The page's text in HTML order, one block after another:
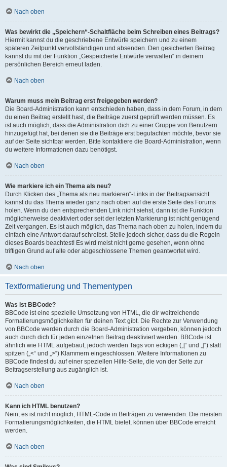
Nach oben
Was bewirkt die „Speichern“-Schaltfläche beim Schreiben eines Beitrags?
Hiermit kannst du die geschriebene Entwürfe speichern und zu einem
späteren Zeitpunkt vervollständigen und absenden. Den gesicherten Beitrag
kannst du mit der Funktion „Gespeicherte Entwürfe verwalten“ in deinem
persönlichen Bereich erneut laden.
Nach oben
Warum muss mein Beitrag erst freigegeben werden?
Die Board-Administration kann entschieden haben, dass in dem Forum, in dem
du einen Beitrag erstellt hast, die Beiträge zuerst geprüft werden müssen. Es
ist auch möglich, dass die Administration dich zu einer Gruppe von Benutzern
hinzugefügt hat, bei denen sie die Beiträge erst begutachten möchte, bevor sie
auf der Seite sichtbar werden. Bitte kontaktiere die Board-Administration, wenn
du weitere Informationen dazu benötigst.
Nach oben
Wie markiere ich ein Thema als neu?
Durch Klicken des „Thema als neu markieren“-Links in der Beitragsansicht
kannst du das Thema wieder ganz nach oben auf die erste Seite des Forums
holen. Wenn du den entsprechenden Link nicht siehst, dann ist die Funktion
möglicherweise deaktiviert oder seit der letzten Markierung ist nicht genügend
Zeit vergangen. Es ist auch möglich, das Thema nach oben zu holen, indem du
einfach eine Antwort darauf schreibst. Stelle jedoch sicher, dass du die Regeln
dieses Boards beachtest! Es wird meist nicht gerne gesehen, wenn ohne
triftigen Grund auf alte oder abgeschlossene Themen geantwortet wird.
Nach oben
Textformatierung und Thementypen
Was ist BBCode?
BBCode ist eine spezielle Umsetzung von HTML, die dir weitreichende
Formatierungsmöglichkeiten für deinen Text gibt. Die Rechte zur Verwendung
von BBCode werden durch die Board-Administration vergeben, können jedoch
auch durch dich für jeden einzelnen Beitrag deaktiviert werden. BBCode ist
ähnlich wie HTML aufgebaut, jedoch werden Tags von eckigen („[“ und „]“) statt
spitzen („<“ und „>“) Klammern eingeschlossen. Weitere Informationen zu
BBCode findest du auf einer speziellen Hilfe-Seite, die von der Seite zur
Beitragserstellung aus zugänglich ist.
Nach oben
Kann ich HTML benutzen?
Nein, es ist nicht möglich, HTML-Code in Beiträgen zu verwenden. Die meisten
Formatierungsmöglichkeiten, die HTML bietet, können über BBCode erreicht
werden.
Nach oben